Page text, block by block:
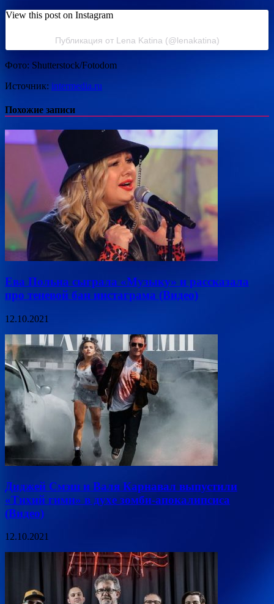
View this post on Instagram
Публикация от Lena Katina (@lenakatina)
Фото: Shutterstock/Fotodom
Источник: intermedia.ru
Похожие записи
Ева Польна сыграла «Музыку» и рассказала
про теневой бан инстаграма (Видео)
12.10.2021
Диджей Смэш и Валя Карнавал выпустили
«Тихий гимн» в духе зомби-апокалипсиса
(Видео)
12.10.2021